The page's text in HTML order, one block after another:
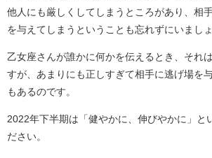
他人にも厳しくしてしまうところがあり、相
を与えてしまうということも忘れずにいましょ
乙女座さんが誰かに何かを伝えるとき、それ
すが、あまりにも正しすぎて相手に逃げ場を
もあるのです。
2022年下半期は「健やかに、伸びやかに」と
ださい。